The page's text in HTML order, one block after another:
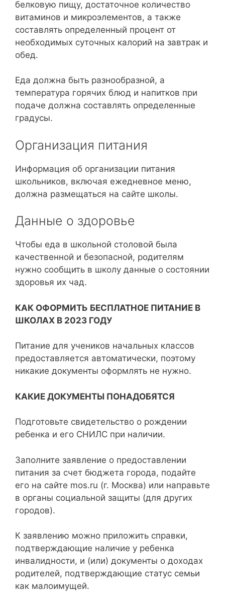
белковую пищу, достаточное количество
витаминов и микроэлементов, а также
составлять определенный процент от
необходимых суточных калорий на завтрак и
обед.
Еда должна быть разнообразной, а
температура горячих блюд и напитков при
подаче должна составлять определенные
градусы.
Организация питания
Информация об организации питания
школьников, включая ежедневное меню,
должна размещаться на сайте школы.
Данные о здоровье
Чтобы еда в школьной столовой была
качественной и безопасной, родителям
нужно сообщить в школу данные о состоянии
здоровья их чад.
КАК ОФОРМИТЬ БЕСПЛАТНОЕ ПИТАНИЕ В
ШКОЛАХ В 2023 ГОДУ
Питание для учеников начальных классов
предоставляется автоматически, поэтому
никакие документы оформлять не нужно.
КАКИЕ ДОКУМЕНТЫ ПОНАДОБЯТСЯ
Подготовьте свидетельство о рождении
ребенка и его СНИЛС при наличии.
Заполните заявление о предоставлении
питания за счет бюджета города, подайте
его на сайте mos.ru (г. Москва) или направьте
в органы социальной защиты (для других
городов).
К заявлению можно приложить справки,
подтверждающие наличие у ребенка
инвалидности, и (или) документы о доходах
родителей, подтверждающие статус семьи
как малоимущей.